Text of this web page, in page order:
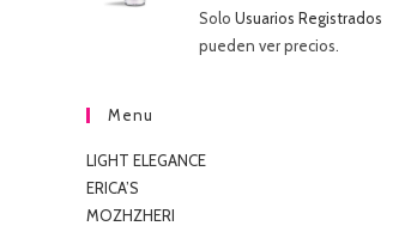
Valorado
5.00
5
Solo Usuarios Registrados
pueden ver precios.
Menu
LIGHT ELEGANCE
ERICA’S
MOZHZHERI